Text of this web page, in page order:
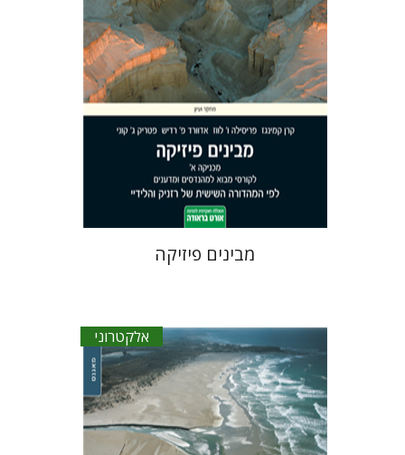
הנחת אתר ספר אלקטרוני
$25
מבינים פיזיקה
אלקטרוני
פטריק ג` קוני פרסילה לווז
אדווארד
פ` רדיש
קרן קמינגז
אדווין פ` טיילור
דוד פונדק